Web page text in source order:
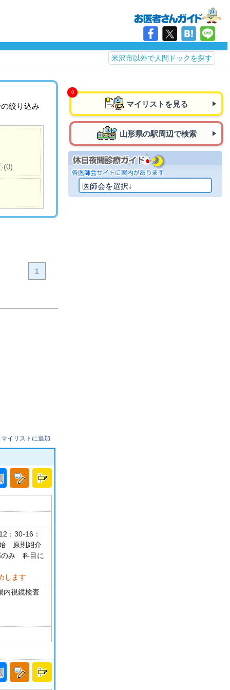
米沢市以外で人間ドックを探す
絞り込み
(0)
1
マイリストに追加
：30-16：
原則紹介
のみ 科目に
します
内視鏡検査
マイリストを見る
山形県の駅周辺で検索